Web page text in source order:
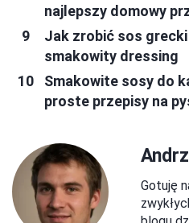
najlepszy domowy
Jak zrobić sos
smakowity dressing
Smakowite sosy do
proste przepisy na
Gotuję